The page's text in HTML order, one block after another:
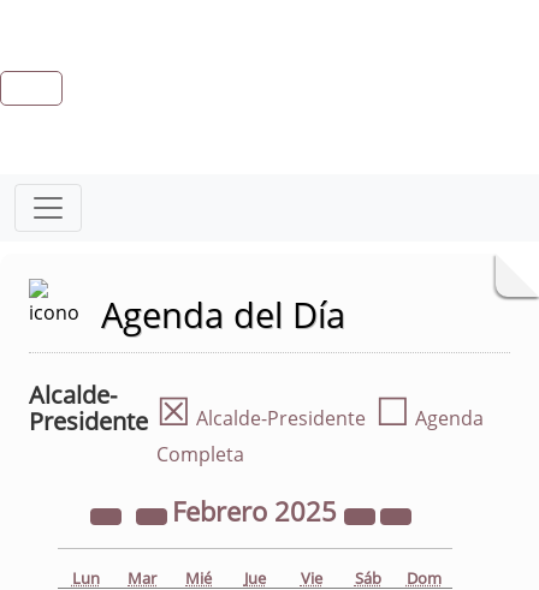
Agenda del Día
Alcalde-
Presidente ☒ Alcalde-Presidente ☐ Agenda
Completa
Febrero 2025
Lun Mar Mié Jue Vie Sáb Dom